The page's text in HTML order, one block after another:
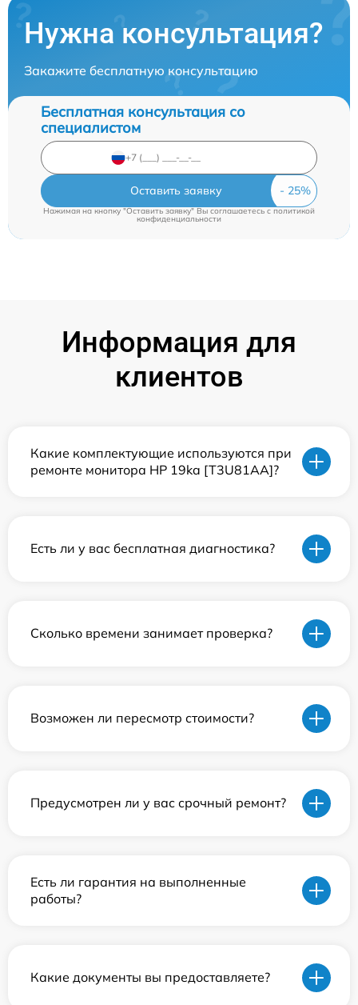
Нужна консультация?
Закажите бесплатную консультацию
Бесплатная консультация со
специалистом
Оставить заявку
Нажимая на кнопку "Оставить заявку" Вы соглашаетесь cполитикой
конфиденциальности
Информация для
клиентов
Какие комплектующие используются при
ремонте монитора HP 19ka [T3U81AA]?
Есть ли у вас бесплатная диагностика?
Сколько времени занимает проверка?
Возможен ли пересмотр стоимости?
Предусмотрен ли у вас срочный ремонт?
Есть ли гарантия на выполненные
работы?
Какие документы вы предоставляете?